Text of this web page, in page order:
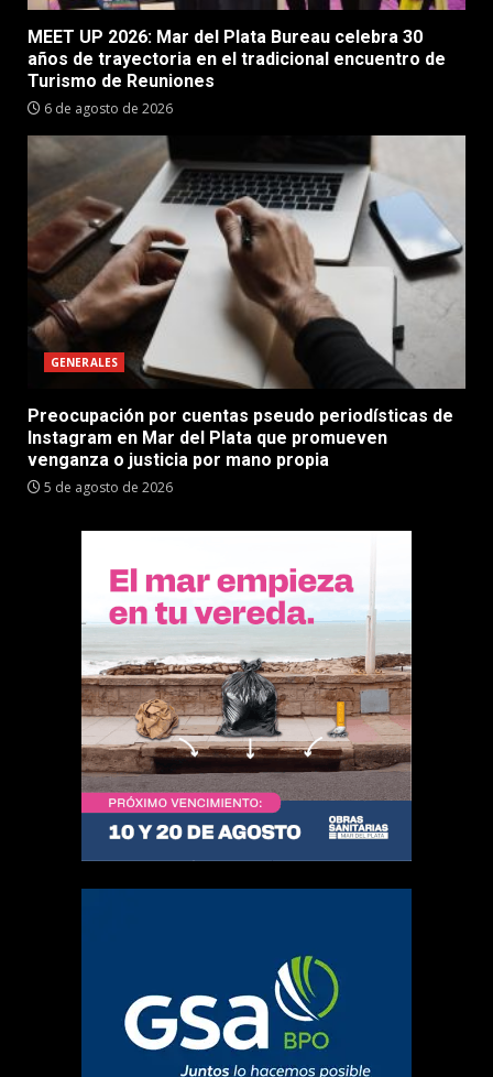
MEET UP 2026: Mar del Plata Bureau celebra 30
años de trayectoria en el tradicional encuentro de
Turismo de Reuniones
6 de agosto de 2026
GENERALES
Preocupación por cuentas pseudo periodísticas de
Instagram en Mar del Plata que promueven
venganza o justicia por mano propia
5 de agosto de 2026